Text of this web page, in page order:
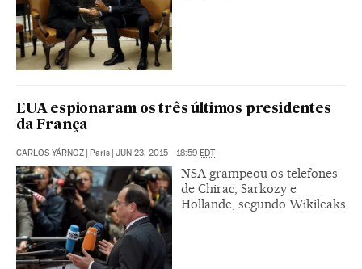
EUA espionaram os três últimos presidentes
da França
CARLOS YÁRNOZ | Paris | JUN 23, 2015 - 18:59 EDT
NSA grampeou os telefones
de Chirac, Sarkozy e
Hollande, segundo Wikileaks